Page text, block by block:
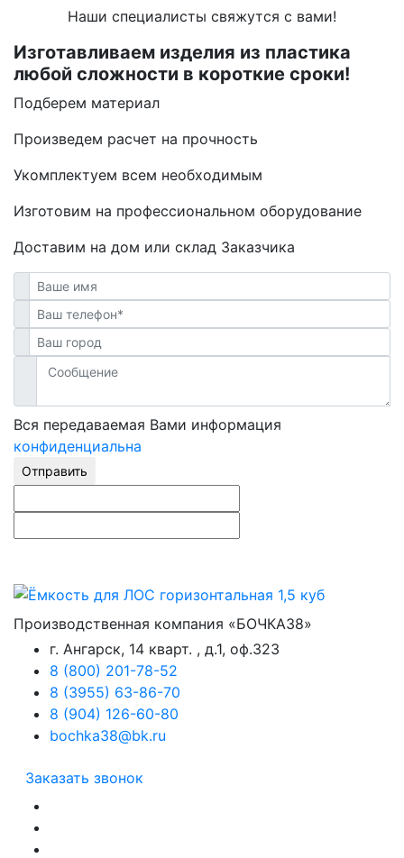
Наши специалисты свяжутся с вами!
Изготавливаем изделия из пластика
любой сложности в короткие сроки!
Подберем материал
Произведем расчет на прочность
Укомплектуем всем необходимым
Изготовим на профессиональном оборудование
Доставим на дом или склад Заказчика
Вся передаваемая Вами информация
конфиденциальна
Отправить
Производственная компания «БОЧКА38»
г. Ангарск, 14 кварт. , д.1, оф.323
8 (800) 201-78-52
8 (3955) 63-86-70
8 (904) 126-60-80
bochka38@bk.ru
Заказать звонок